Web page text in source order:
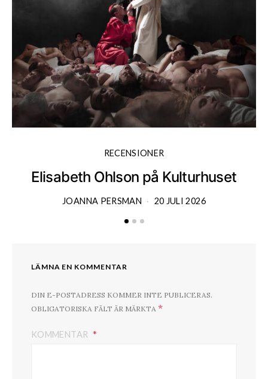
RECENSIONER
Elisabeth Ohlson på Kulturhuset
JOANNA PERSMAN 20 JULI 2026
LÄMNA EN KOMMENTAR
DIN E-POSTADRESS KOMMER INTE PUBLICERAS.
OBLIGATORISKA FÄLT ÄR MÄRKTA *
KOMMENTAR